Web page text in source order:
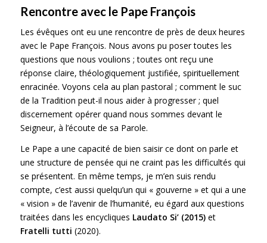
Rencontre avec le Pape François
Les évêques ont eu une rencontre de près de deux heures
avec le Pape François. Nous avons pu poser toutes les
questions que nous voulions ; toutes ont reçu une
réponse claire, théologiquement justifiée, spirituellement
enracinée. Voyons cela au plan pastoral ; comment le suc
de la Tradition peut-il nous aider à progresser ; quel
discernement opérer quand nous sommes devant le
Seigneur, à l’écoute de sa Parole.
Le Pape a une capacité de bien saisir ce dont on parle et
une structure de pensée qui ne craint pas les difficultés qui
se présentent. En même temps, je m’en suis rendu
compte, c’est aussi quelqu’un qui « gouverne » et qui a une
« vision » de l’avenir de l’humanité, eu égard aux questions
traitées dans les encycliques Laudato Si’ (2015) et
Fratelli tutti (2020).